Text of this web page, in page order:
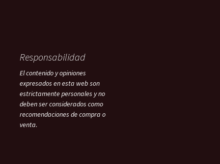
Responsabilidad
El contenido y opiniones
expresados en esta web son
estrictamente personales y no
deben ser considerados como
recomendaciones de compra o
venta.